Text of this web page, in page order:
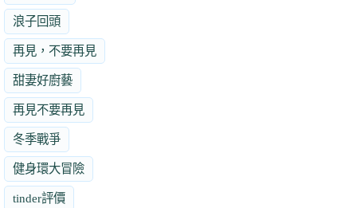
浪子回頭
再見，不要再見
甜妻好廚藝
再見不要再見
冬季戰爭
健身環大冒險
tinder評價